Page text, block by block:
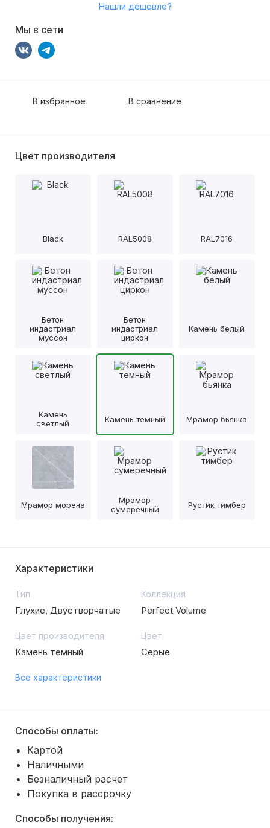
Нашли дешевле?
Мы в сети
В избранное В сравнение
Цвет производителя
Black RAL5008 RAL7016
Бетон
индастриал
муссон
Бетон
индастриал
циркон
Камень белый
Камень
светлый
Камень темный Мрамор бьянка
Мрамор морена
Мрамор
сумеречный
Рустик тимбер
Характеристики
Тип
Глухие, Двустворчатые
Коллекция
Perfect Volume
Цвет производителя
Камень темный
Цвет
Серые
Все характеристики
Способы оплаты:
Картой
Наличными
Безналичный расчет
Покупка в рассрочку
Способы получения: